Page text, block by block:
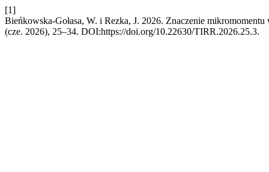
[1]
Bieńkowska-Gołasa, W. i Rezka, J. 2026. Znaczenie
(cze. 2026), 25–34. DOI:https://doi.org/10.22630/TIRR.2026.25.3.